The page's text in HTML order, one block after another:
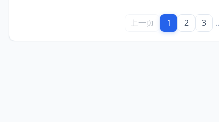
上一页 1 2 3